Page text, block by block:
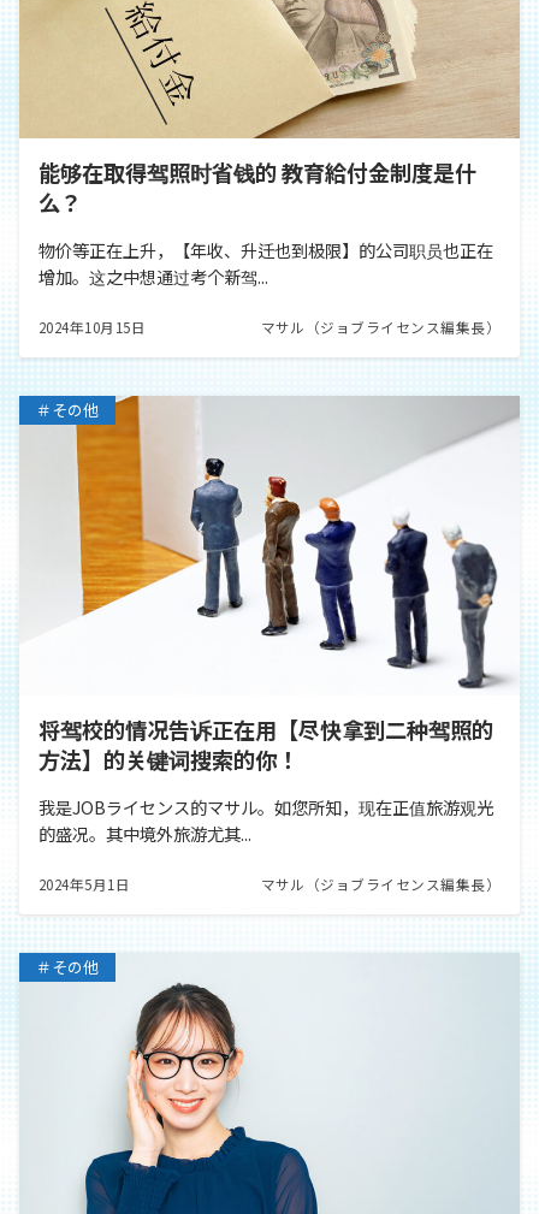
能够在取得驾照时省钱的 教育給付金制度是什
么？
物价等正在上升，【年收、升迁也到极限】的公司职员也正在
增加。这之中想通过考个新驾...
2024年10月15日 マサル（ジョブライセンス編集長）
＃その他
将驾校的情况告诉正在用【尽快拿到二种驾照的
方法】的关键词搜索的你！
我是JOBライセンス的マサル。如您所知，现在正值旅游观光
的盛况。其中境外旅游尤其...
2024年5月1日 マサル（ジョブライセンス編集長）
＃その他